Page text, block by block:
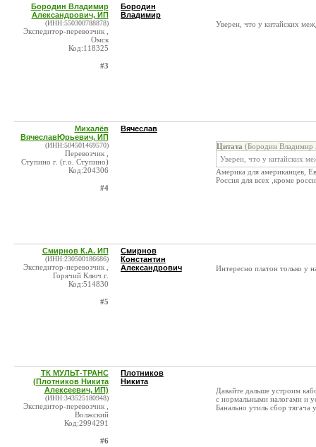
Бородин Владимир
Александрович, ИП
(ИНН:550300788878)
Экспедитор-перевозчик ,
Омск
Код:118325
#3
Бородин
Владимир
Уверен, что у китайских
Михалёв
ВячеславЮрьевич, ИП
(ИНН:504501469570)
Перевозчик ,
Ступино г. (г.о. Ступино)
Код:204306
#4
Вячеслав
Цитата (Бородин Владимир
Уверен, что у китайских
Америка для американцев,
Россия для всех ,кроме
Смирнов К.А. ИП
(ИНН:230500186686)
Экспедитор-перевозчик ,
Горячий Ключ г.
Код:514830
#5
Смирнов
Константин
Александрович
Интересно платон только у
ТК МУЛЬТ-ТРАНС
(Плотников Никита
Алексеевич, ИП)
(ИНН:343525180948)
Экспедитор-перевозчик ,
Волжский
Код:2994291
#6
Плотников
Никита
Давайте дальше устроим
с нормальными налогами и
Банально утиль сбор